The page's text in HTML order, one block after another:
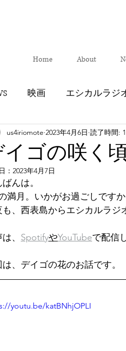
Home About
映画 エシカルラジ
530アート 西表エコツー
ン 映画「生生流転」
イゴの咲く
us4iriomote 2023年4月6日 読了時間:
： 2023年4月7日
んは。
満月。いかがお過ごしですか
、西表島からエシカルラジ
、 SpotifyやYouTubeで配信
、デイゴの花のお話です。
youtu.be/katBNhjOPLI